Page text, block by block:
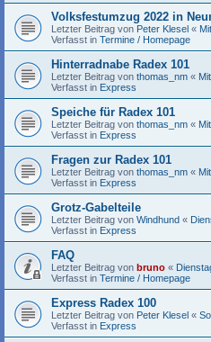
Volksfestumzug 2022 in
Letzter Beitrag von Peter Klesel «
Verfasst in Termine / Homepage
Hinterradnabe Radex 101
Letzter Beitrag von thomas_nm «
Verfasst in Express
Speiche für Radex 101
Letzter Beitrag von thomas_nm «
Verfasst in Express
Fragen zur Radex 101
Letzter Beitrag von thomas_nm «
Verfasst in Express
Grotz-Gabelteile
Letzter Beitrag von Windhund «
Verfasst in Express
FAQ
Letzter Beitrag von bruno «
Verfasst in Termine / Homepage
Express Radex 100
Letzter Beitrag von Peter Klesel «
Verfasst in Express